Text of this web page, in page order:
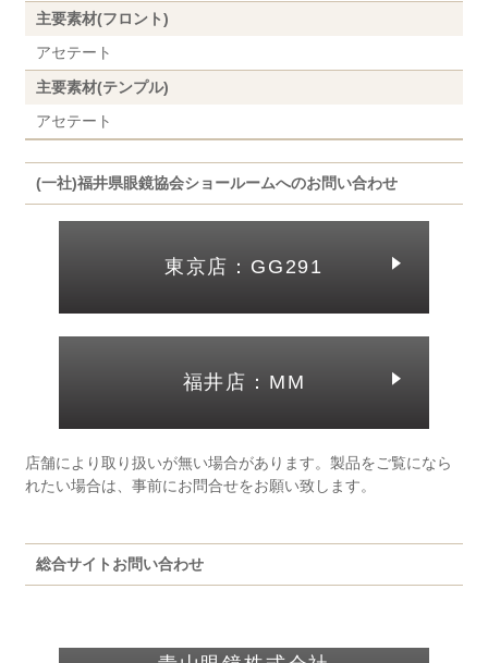
主要素材(フロント)
アセテート
主要素材(テンプル)
アセテート
(一社)福井県眼鏡協会ショールームへのお問い合わせ
東京店：GG291
福井店：MM
店舗により取り扱いが無い場合があります。製品をご覧になら
れたい場合は、事前にお問合せをお願い致します。
総合サイトお問い合わせ